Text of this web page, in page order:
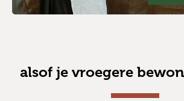
alsof je vroegere